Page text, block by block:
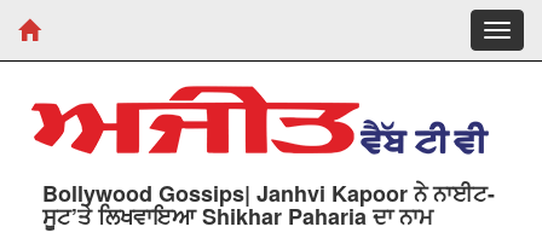
Bollywood Gossips| Janhvi Kapoor ਨੇ ਨਾਈਟ-
ਸੂਟ’ਤੇ ਲਿਖਵਾਇਆ Shikhar Paharia ਦਾ ਨਾਮ